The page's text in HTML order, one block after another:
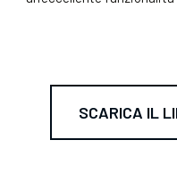
SCARICA IL